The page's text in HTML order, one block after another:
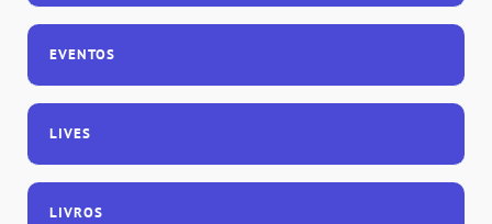
EVENTOS
LIVES
LIVROS